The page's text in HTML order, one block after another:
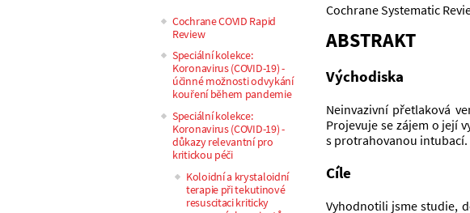
Cochrane Systematic
ABSTRAKT
Východiska
Neinvazivní přetlaková
Projevuje se zájem o její
s protrahovanou intubací.
Cíle
Vyhodnotili jsme studie,
Main
navigation
Cochrane COVID Rapid
Review
Speciální kolekce:
Koronavirus (COVID-19) -
účinné možnosti odvykání
kouření během pandemie
Speciální kolekce:
Koronavirus (COVID-19) -
důkazy relevantní pro
kritickou péči
Koloidní a krystaloidní
terapie při tekutinové
resuscitaci kriticky